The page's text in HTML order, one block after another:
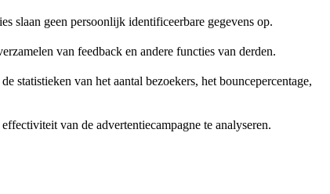
slaan geen persoonlijk identificeerbare gegevens op.
van feedback en andere functies van derden.
statistieken van het aantal bezoekers, het bouncepercentage,
van de advertentiecampagne te analyseren.